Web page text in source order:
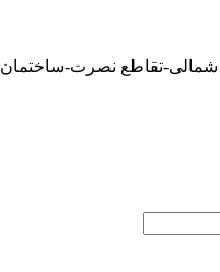
تقاطع نصرت-ساختمان ۹۸-واحد۳